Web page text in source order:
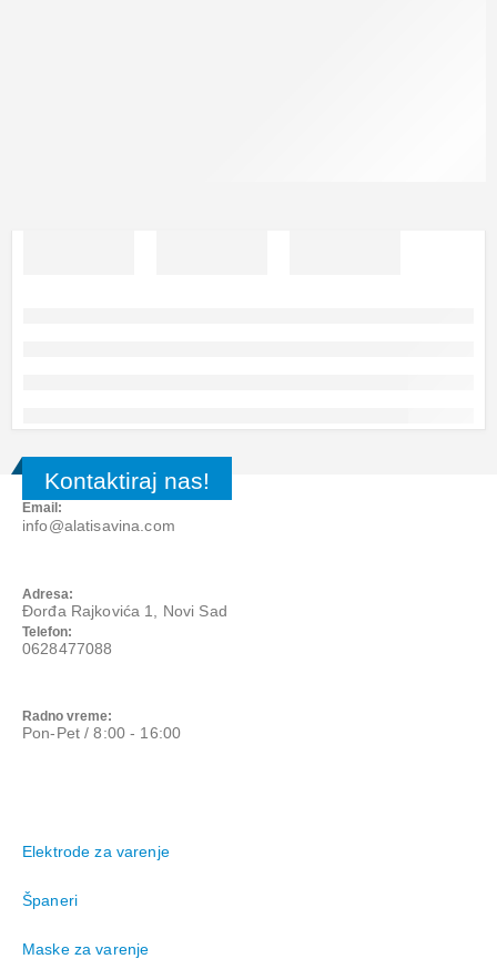
Kontaktiraj nas!
KONTAKT INFORMACIJE
Email:
info@alatisavina.com
Adresa:
Đorđa Rajkovića 1, Novi Sad
Telefon:
0628477088
Radno vreme:
Pon-Pet / 8:00 - 16:00
Elektrode za varenje
Španeri
Maske za varenje